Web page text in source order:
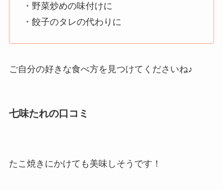
・野菜炒めの味付けに
・餃子のタレの代わりに
ご自分の好きな食べ方を見つけてくださいね♪
七味たれの口コミ
たこ焼きにかけても美味しそうです！